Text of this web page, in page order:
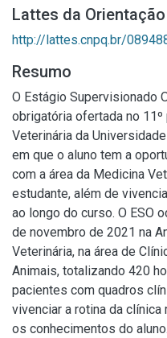
Lattes da
http://lattes.cnpq.br/
Resumo
O Estágio Supervisionado
obrigatória ofertada no
Veterinária da
em que o aluno tem a
com a área da Medicina
estudante, além de
ao longo do curso. O ESO
de novembro de 2021 na
Veterinária, na área de
Animais, totalizando 420
pacientes com quadros
vivenciar a rotina da
os conhecimentos do